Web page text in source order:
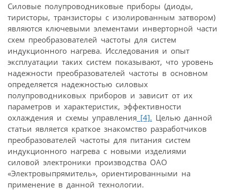
Силовые полупроводниковые приборы (диоды,
тиристоры, транзисторы с изолированным затвором)
являются ключевыми элементами инверторной части
схем преобразователей частоты для систем
индукционного нагрева. Исследования и опыт
эксплуатации таких систем показывают, что уровень
надежности преобразователей частоты в основном
определяется надежностью силовых
полупроводниковых приборов и зависит от их
параметров и характеристик, эффективности
охлаждения и схемы управления [4]. Целью данной
статьи является краткое знакомство разработчиков
преобразователей частоты для питания систем
индукционного нагрева с новыми изделиями
силовой электроники производства ОАО
«Электровыпрямитель», ориентированными на
применение в данной технологии.